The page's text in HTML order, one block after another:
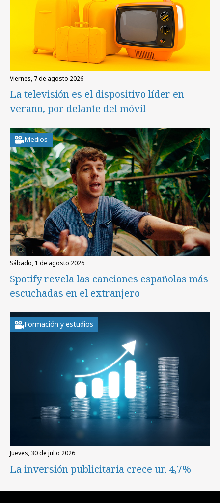
viernes, 7 de agosto 2026
La televisión es el dispositivo líder en
verano, por delante del móvil
Medios
sábado, 1 de agosto 2026
Spotify revela las canciones españolas más
escuchadas en el extranjero
Formación y estudios
jueves, 30 de julio 2026
La inversión publicitaria crece un 4,7%